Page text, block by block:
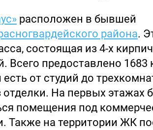
расположен в бывшей
района.
состоящая из 4-х
Всего предоставлено 1683
от студий до
отделки. На первых этажах
помещения под
Также на территории ЖК